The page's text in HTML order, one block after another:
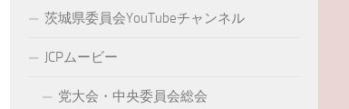
茨城県委員会YouTubeチャンネル
JCPムービー
党大会・中央委員会総会